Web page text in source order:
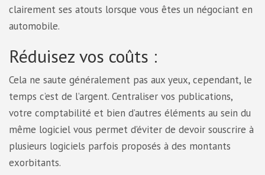
clairement ses atouts lorsque vous êtes un négociant en
automobile.
Réduisez vos coûts :
Cela ne saute généralement pas aux yeux, cependant, le
temps c’est de l’argent. Centraliser vos publications,
votre comptabilité et bien d’autres éléments au sein du
même logiciel vous permet d’éviter de devoir souscrire à
plusieurs logiciels parfois proposés à des montants
exorbitants.